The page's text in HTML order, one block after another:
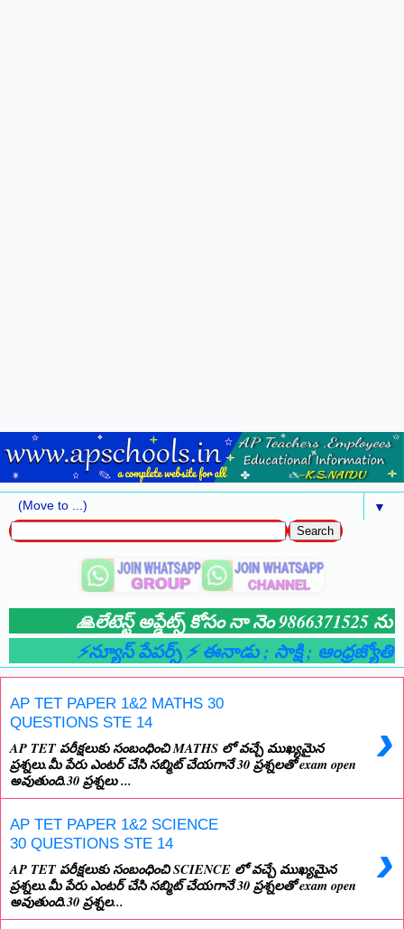
▼
🙏లేటెస్ట్ అప్డేట్స్ కోసం నా నెం 9866371525
⚡న్యూస్ పేపర్స్ ⚡ ఈనాడు; సాక్షి; ఆంధ్రజ్యోతి;
AP TET PAPER 1&2 MATHS 30
QUESTIONS STE 14
›
AP TET పరీక్షలుకు సంబంధించి MATHS లో వచ్చే ముఖ్యమైన
ప్రశ్నలు.మీ పేరు ఎంటర్ చేసి సబ్మిట్ చేయగానే 30 ప్రశ్నలతో exam open
అవుతుంది.30 ప్రశ్నలు ...
AP TET PAPER 1&2 SCIENCE
30 QUESTIONS STE 14
›
AP TET పరీక్షలుకు సంబంధించి SCIENCE లో వచ్చే ముఖ్యమైన
ప్రశ్నలు.మీ పేరు ఎంటర్ చేసి సబ్మిట్ చేయగానే 30 ప్రశ్నలతో exam open
అవుతుంది.30 ప్రశ్నల...